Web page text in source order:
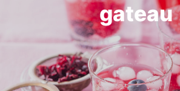
EN COULISSES
gateau